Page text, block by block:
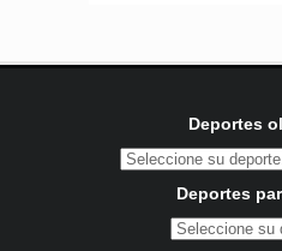
Deportes
Deportes